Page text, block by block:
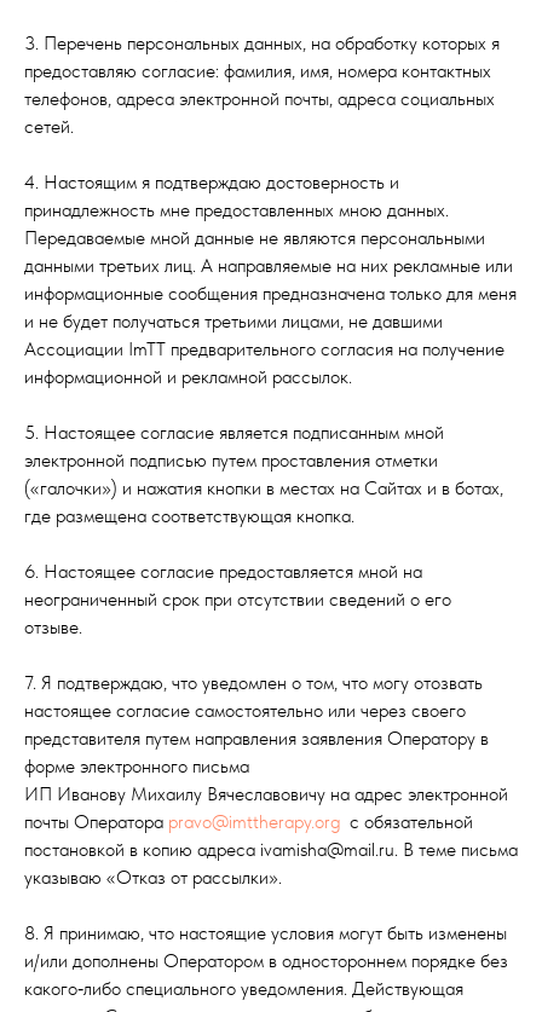
3. Перечень персональных данных, на обработку которых я
предоставляю согласие: фамилия, имя, номера контактных
телефонов, адреса электронной почты, адреса социальных
сетей.
4. Настоящим я подтверждаю достоверность и
принадлежность мне предоставленных мною данных.
Передаваемые мной данные не являются персональными
данными третьих лиц. А направляемые на них рекламные или
информационные сообщения предназначена только для меня
и не будет получаться третьими лицами, не давшими
Ассоциации ImTT предварительного согласия на получение
информационной и рекламной рассылок.
5. Настоящее согласие является подписанным мной
электронной подписью путем проставления отметки
(«галочки») и нажатия кнопки в местах на Сайтах и в ботах,
где размещена соответствующая кнопка.
6. Настоящее согласие предоставляется мной на
неограниченный срок при отсутствии сведений о его
отзыве.
7. Я подтверждаю, что уведомлен о том, что могу отозвать
настоящее согласие самостоятельно или через своего
представителя путем направления заявления Оператору в
форме электронного письма
ИП Иванову Михаилу Вячеславовичу на адрес электронной
почты Оператора pravo@imttherapy.org с обязательной
постановкой в копию адреса ivamisha@mail.ru. В теме письма
указываю «Отказ от рассылки».
8. Я принимаю, что настоящие условия могут быть изменены
и/или дополнены Оператором в одностороннем порядке без
какого‑либо специального уведомления. Действующая